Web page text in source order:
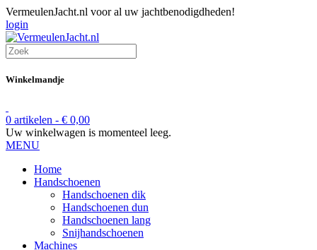
VermeulenJacht.nl voor al uw jachtbenodigdheden!
login
Winkelmandje
0 artikelen - € 0,00
Uw winkelwagen is momenteel leeg.
MENU
Home
Handschoenen
Handschoenen dik
Handschoenen dun
Handschoenen lang
Snijhandschoenen
Machines